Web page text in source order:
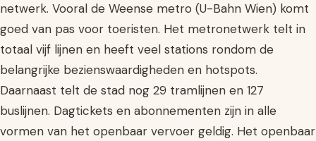
netwerk. Vooral de Weense metro (U-Bahn Wien) komt
goed van pas voor toeristen. Het metronetwerk telt in
totaal vijf lijnen en heeft veel stations rondom de
belangrijke bezienswaardigheden en hotspots.
Daarnaast telt de stad nog 29 tramlijnen en 127
buslijnen. Dagtickets en abonnementen zijn in alle
vormen van het openbaar vervoer geldig. Het openbaar